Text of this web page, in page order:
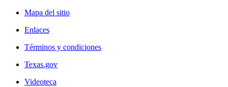
Mapa del sitio
Enlaces
Términos y condiciones
Texas.gov
Videoteca